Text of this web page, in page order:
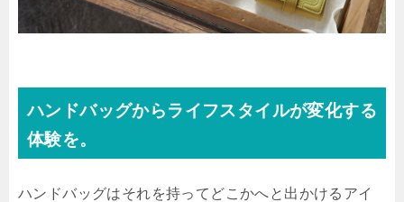
ハンドバッグからライフスタイルが変化する
体験を。
ハンドバッグはそれを持ってどこかへと出かけるアイ